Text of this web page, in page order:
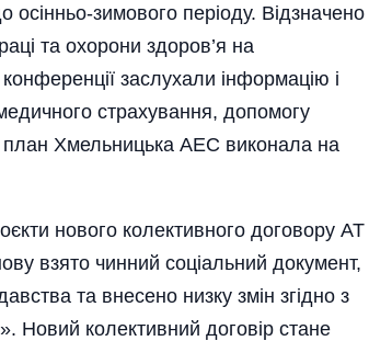
осінньо-зимового періоду. Відзначено
та охорони здоров’я на
заслухали інформацію і
страхування, допомогу
Хмельницька АЕС виконала на
нового колективного договору АТ
взято чинний соціальний документ,
та внесено низку змін згідно з
Новий колективний договір стане